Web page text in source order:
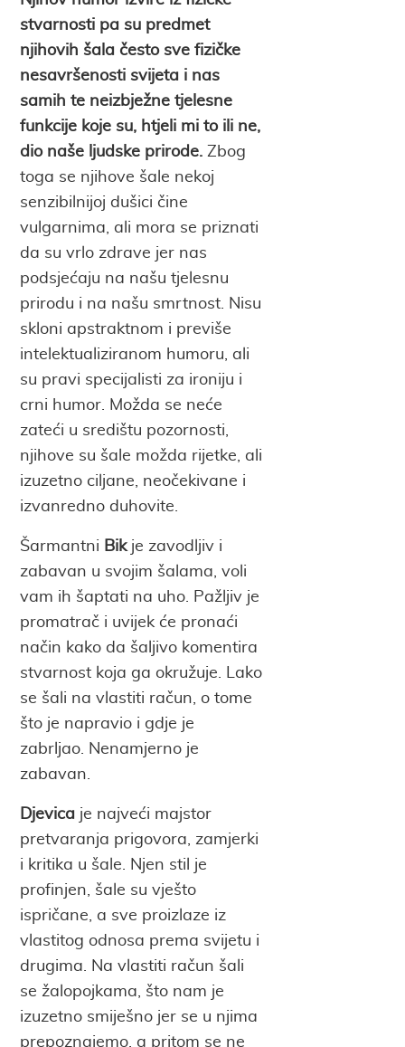
stvarnosti pa su predmet
njihovih šala često sve fizičke
nesavršenosti svijeta i nas
samih te neizbježne tjelesne
funkcije koje su, htjeli mi to ili ne,
dio naše ljudske prirode. Zbog
toga se njihove šale nekoj
senzibilnijoj dušici čine
vulgarnima, ali mora se priznati
da su vrlo zdrave jer nas
podsjećaju na našu tjelesnu
prirodu i na našu smrtnost. Nisu
skloni apstraktnom i previše
intelektualiziranom humoru, ali
su pravi specijalisti za ironiju i
crni humor. Možda se neće
zateći u središtu pozornosti,
njihove su šale možda rijetke, ali
izuzetno ciljane, neočekivane i
izvanredno duhovite.
Šarmantni Bikje zavodljiv i
zabavan u svojim šalama, voli
vam ih šaptati na uho. Pažljiv je
promatrač i uvijek će pronaći
način kako da šaljivo komentira
stvarnost koja ga okružuje. Lako
se šali na vlastiti račun, o tome
što je napravio i gdje je
zabrljao. Nenamjerno je
zabavan.
Djevica je najveći majstor
pretvaranja prigovora, zamjerki
i kritika u šale. Njen stil je
profinjen, šale su vješto
ispričane, a sve proizlaze iz
vlastitog odnosa prema svijetu i
drugima. Na vlastiti račun šali
se žalopojkama, što nam je
izuzetno smiješno jer se u njima
prepoznajemo, a pritom se ne